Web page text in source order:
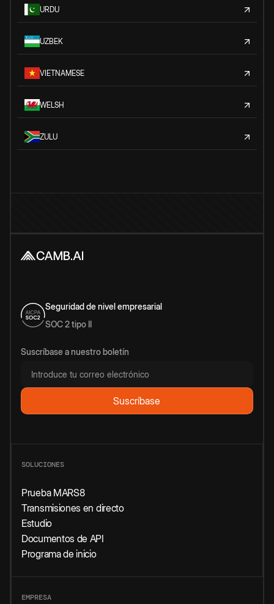
URDU
UZBEK
VIETNAMESE
WELSH
ZULU
Seguridad de nivel empresarial
SOC 2 tipo II
Suscríbase a nuestro boletín
SOLUCIONES
Prueba MARS8
Transmisiones en directo
Estudio
Documentos de API
Programa de inicio
EMPRESA